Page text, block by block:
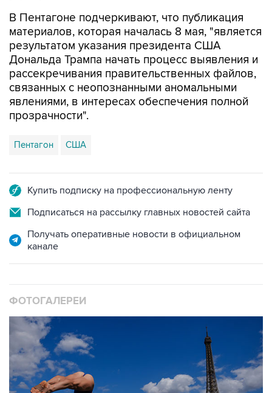
В Пентагоне подчеркивают, что публикация
материалов, которая началась 8 мая, "является
результатом указания президента США
Дональда Трампа начать процесс выявления и
рассекречивания правительственных файлов,
связанных с неопознанными аномальными
явлениями, в интересах обеспечения полной
прозрачности".
Пентагон США
Купить подписку на профессиональную ленту
Подписаться на рассылку главных новостей сайта
Получать оперативные новости в официальном
канале
ФОТОГАЛЕРЕИ